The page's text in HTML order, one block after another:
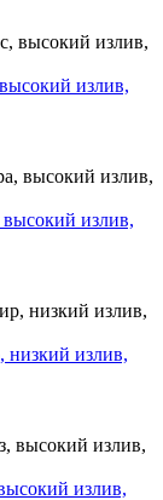
излив,
излив,
низкий излив,
излив,